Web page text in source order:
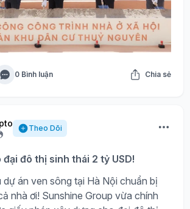
0 Bình luận Chia sẻ
Theo Dõi
đại đô thị sinh thái 2 tỷ USD!
dự án ven sông tại Hà Nội chuẩn bị
nhà ơi! Sunshine Group vừa chính